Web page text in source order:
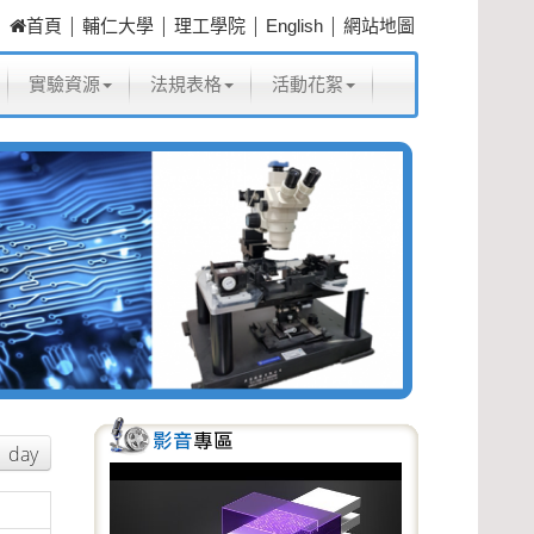
首頁 | 輔仁大學 | 理工學院 | English | 網站地圖
實驗資源 法規表格 活動花絮
day
P
N